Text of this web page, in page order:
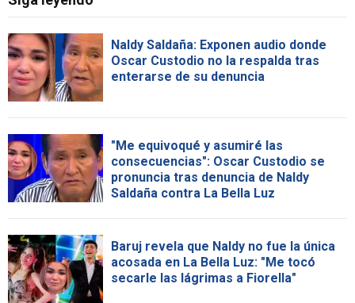
Naldy Saldaña: Exponen audio donde
Oscar Custodio no la respalda tras
enterarse de su denuncia
"Me equivoqué y asumiré las
consecuencias": Oscar Custodio se
pronuncia tras denuncia de Naldy
Saldaña contra La Bella Luz
Baruj revela que Naldy no fue la única
acosada en La Bella Luz: "Me tocó
secarle las lágrimas a Fiorella"